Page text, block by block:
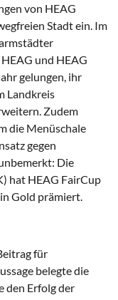
von HEAG
Stadt ein. Im
und HEAG
gelungen, ihr
Landkreis
Zudem
die Menüschale
gegen
Die
hat HEAG FairCup
Gold prämiert.
für
belegte die
den Erfolg der